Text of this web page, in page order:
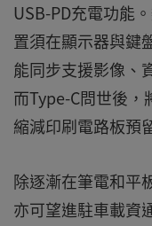
USB-PD充電功能
置須在顯示器與鍵
能同步支援影像、
而Type-C問世後
縮減印刷電路板預
除逐漸在筆電和平
亦可望進駐車載資